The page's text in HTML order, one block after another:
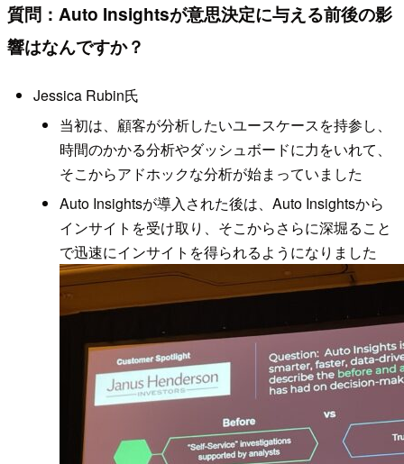
質問：Auto Insightsが意思決定に与える前後の影
響はなんですか？
Jessica Rubin氏
当初は、顧客が分析したいユースケースを持参し、
時間のかかる分析やダッシュボードに力をいれて、
そこからアドホックな分析が始まっていました
Auto Insightsが導入された後は、Auto Insightsから
インサイトを受け取り、そこからさらに深堀ること
で迅速にインサイトを得られるようになりました